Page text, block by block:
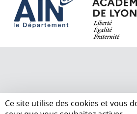
Ce site utilise des cookies et vous